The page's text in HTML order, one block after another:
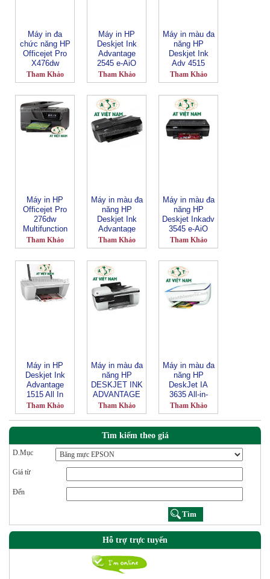
Máy in đa
chức năng HP
Officejet Pro
X476dw
Tham Khảo
Máy in HP
Deskjet Ink
Advantage
2545 e-AiO
Tham Khảo
Máy in màu đa
năng HP
Deskjet Ink
Adv 4515
(A9J41B)
Tham Khảo
Máy in HP
Officejet Pro
276dw
Multifunction
Printer
(CR770A)
Tham Khảo
Máy in màu đa
năng HP
Deskjet Ink
Advantage
4645e (wifi)
Tham Khảo
Máy in màu đa
năng HP
Deskjet Inkadv
3545 e-AiO
Printer
Tham Khảo
Máy in HP
Deskjet Ink
Advantage
1515 All In
One
Tham Khảo
Máy in màu đa
năng HP
DESKJET INK
ADVANTAGE
2645
Tham Khảo
Máy in màu đa
năng HP
DeskJet IA
3635 All-in-
One
Tham Khảo
Tìm kiếm theo giá
D.Mục
Giá từ
Đến
Hỗ trợ trực tuyến